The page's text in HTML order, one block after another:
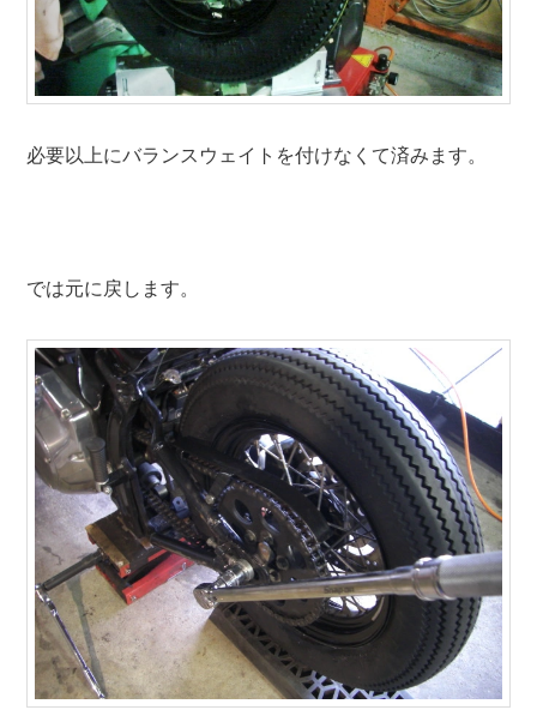
必要以上にバランスウェイトを付けなくて済みます。
では元に戻します。